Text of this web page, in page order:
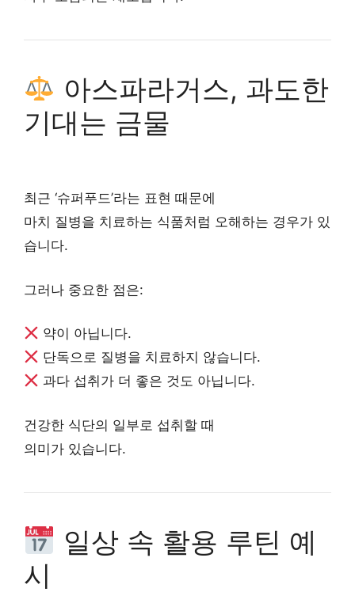
아스파라거스, 과도한
기대는 금물
최근 ‘슈퍼푸드’라는 표현 때문에
마치 질병을 치료하는 식품처럼 오해하는 경우가 있
습니다.
그러나 중요한 점은:
약이 아닙니다.
단독으로 질병을 치료하지 않습니다.
과다 섭취가 더 좋은 것도 아닙니다.
건강한 식단의 일부로 섭취할 때
의미가 있습니다.
일상 속 활용 루틴 예
시